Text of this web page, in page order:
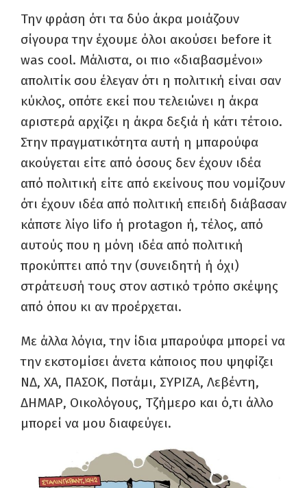
Την φράση ότι τα δύο άκρα μοιάζουν
σίγουρα την έχουμε όλοι ακούσει before it
was cool. Μάλιστα, οι πιο «διαβασμένοι»
απολιτίκ σου έλεγαν ότι η πολιτική είναι σαν
κύκλος, οπότε εκεί που τελειώνει η άκρα
αριστερά αρχίζει η άκρα δεξιά ή κάτι τέτοιο.
Στην πραγματικότητα αυτή η μπαρούφα
ακούγεται είτε από όσους δεν έχουν ιδέα
από πολιτική είτε από εκείνους που νομίζουν
ότι έχουν ιδέα από πολιτική επειδή διάβασαν
κάποτε λίγο lifo ή protagon ή, τέλος, από
αυτούς που η μόνη ιδέα από πολιτική
προκύπτει από την (συνειδητή ή όχι)
στράτευσή τους στον αστικό τρόπο σκέψης
από όπου κι αν προέρχεται.
Με άλλα λόγια, την ίδια μπαρούφα μπορεί να
την εκστομίσει άνετα κάποιος που ψηφίζει
ΝΔ, ΧΑ, ΠΑΣΟΚ, Ποτάμι, ΣΥΡΙΖΑ, Λεβέντη,
ΔΗΜΑΡ, Οικολόγους, Τζήμερο και ό,τι άλλο
μπορεί να μου διαφεύγει.